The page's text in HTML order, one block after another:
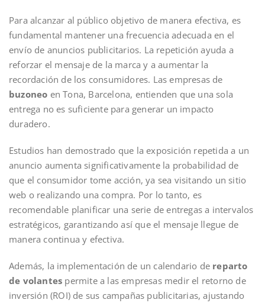
Para alcanzar al público objetivo de manera efectiva, es
fundamental mantener una frecuencia adecuada en el
envío de anuncios publicitarios. La repetición ayuda a
reforzar el mensaje de la marca y a aumentar la
recordación de los consumidores. Las empresas de
buzoneo en Tona, Barcelona, entienden que una sola
entrega no es suficiente para generar un impacto
duradero.
Estudios han demostrado que la exposición repetida a un
anuncio aumenta significativamente la probabilidad de
que el consumidor tome acción, ya sea visitando un sitio
web o realizando una compra. Por lo tanto, es
recomendable planificar una serie de entregas a intervalos
estratégicos, garantizando así que el mensaje llegue de
manera continua y efectiva.
Además, la implementación de un calendario de reparto
de volantes permite a las empresas medir el retorno de
inversión (ROI) de sus campañas publicitarias, ajustando